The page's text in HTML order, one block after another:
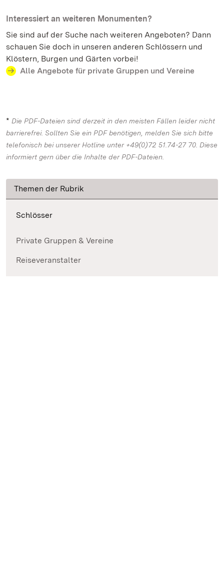
Interessiert an weiteren Monumenten?
Sie sind auf der Suche nach weiteren Angeboten? Dann
schauen Sie doch in unseren anderen Schlössern und
Klöstern, Burgen und Gärten vorbei!
Alle Angebote für private Gruppen und Vereine
* Die PDF-Dateien sind derzeit in den meisten Fällen leider nicht
barrierefrei. Sollten Sie ein PDF benötigen, melden Sie sich bitte
telefonisch bei unserer Hotline unter +49(0)72 51.74-27 70. Diese
informiert gern über die Inhalte der PDF-Dateien.
Themen der Rubrik
Schlösser
Private Gruppen & Vereine
Reiseveranstalter